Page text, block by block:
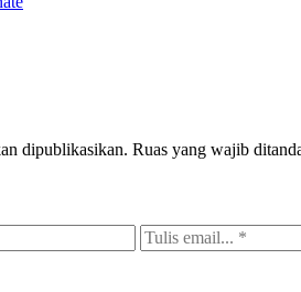
dipublikasikan. Ruas yang wajib